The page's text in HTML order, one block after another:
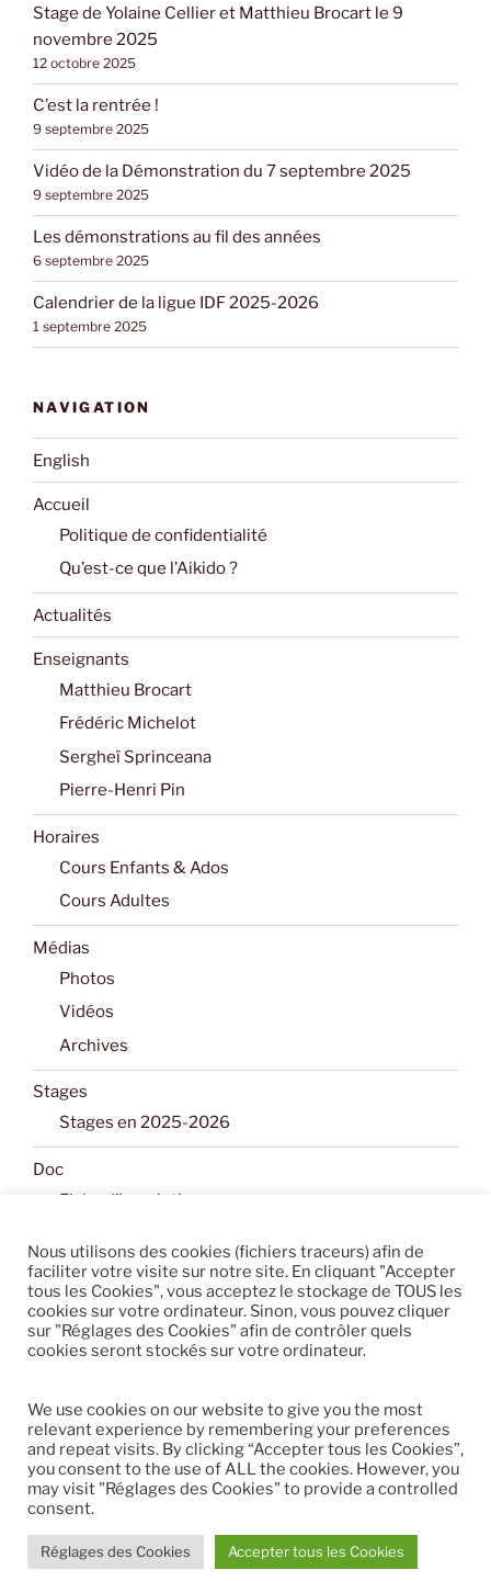
Stage de Yolaine Cellier et Matthieu Brocart le 9
novembre 2025
12 octobre 2025
C’est la rentrée !
9 septembre 2025
Vidéo de la Démonstration du 7 septembre 2025
9 septembre 2025
Les démonstrations au fil des années
6 septembre 2025
Calendrier de la ligue IDF 2025-2026
1 septembre 2025
NAVIGATION
English
Accueil
Politique de confidentialité
Qu’est-ce que l’Aikido ?
Actualités
Enseignants
Matthieu Brocart
Frédéric Michelot
Sergheï Sprinceana
Pierre-Henri Pin
Horaires
Cours Enfants & Ados
Cours Adultes
Médias
Photos
Vidéos
Archives
Stages
Stages en 2025-2026
Doc
Fiche d’Inscription
Aïkido
Documents
Contact
Fiche d’Inscription
WordPress
Nous utilisons des cookies (fichiers traceurs) afin de
faciliter votre visite sur notre site. En cliquant "Accepter
tous les Cookies", vous acceptez le stockage de TOUS les
cookies sur votre ordinateur. Sinon, vous pouvez cliquer
sur "Réglages des Cookies" afin de contrôler quels
cookies seront stockés sur votre ordinateur.
We use cookies on our website to give you the most
relevant experience by remembering your preferences
and repeat visits. By clicking “Accepter tous les Cookies”,
you consent to the use of ALL the cookies. However, you
may visit "Réglages des Cookies" to provide a controlled
consent.
Réglages des Cookies Accepter tous les Cookies